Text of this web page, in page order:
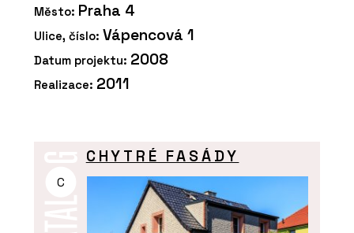
Město: Praha 4
Ulice, číslo: Vápencová 1
Datum projektu: 2008
Realizace: 2011
C
CHYTRÉ FASÁDY